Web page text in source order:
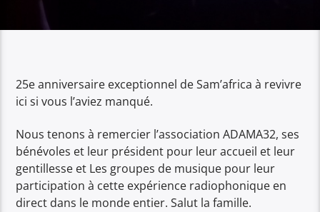
25e anniversaire exceptionnel de Sam’africa à revivre
ici si vous l’aviez manqué.
Nous tenons à remercier l’association ADAMA32, ses
bénévoles et leur président pour leur accueil et leur
gentillesse et Les groupes de musique pour leur
participation à cette expérience radiophonique en
direct dans le monde entier. Salut la famille.